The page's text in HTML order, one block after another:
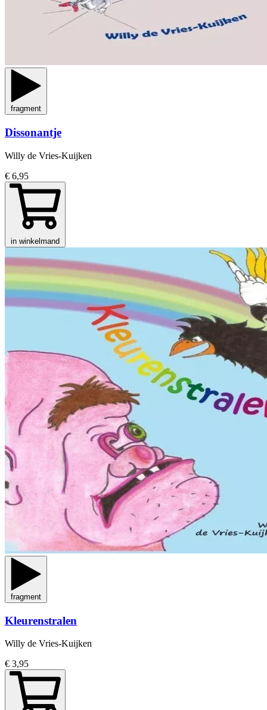
fragment
Dissonantje
Willy de Vries-Kuijken
€ 6,95
in winkelmand
fragment
Kleurenstralen
Willy de Vries-Kuijken
€ 3,95